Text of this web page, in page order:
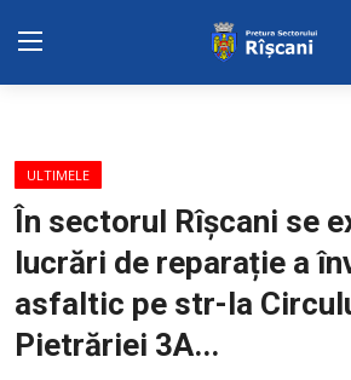
Harta sect. Riscani
DISPOZITIILE PRETORULUI
Adresa: str. Kiev 3 | tel: +373 (22) 44
98 | mail: pretura.riscani@gmail.com
ULTIMELE
În sectorul Rîșcani se
lucrări de reparație a
asfaltic pe str-la
Pietrăriei 3A...